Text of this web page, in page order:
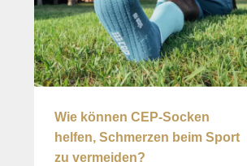
Wie können CEP-Socken
helfen, Schmerzen beim Sport
zu vermeiden?